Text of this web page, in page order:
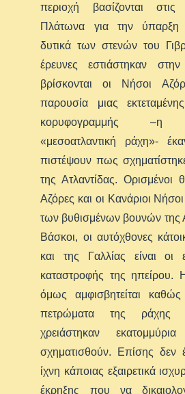
περιοχή βασίζονται
Πλάτωνα για την ύπαρξη
δυτικά των στενών του
έρευνες εστιάστηκαν
βρίσκονται οι Νήσοι
παρουσία μιας
κορυφογραμμής –η
«μεσοατλαντική ράχη»-
πιστέψουν πως
της Ατλαντίδας.
Αζόρες και οι Κανάριοι Νήσοι
των βυθισμένων βουνών της
Βάσκοι, οι αυτόχθονες
και της Γαλλίας είναι οι
καταστροφής της ηπείρου.
όμως αμφισβητείται καθώς
πετρώματα της ράχης
χρειάστηκαν
σχηματισθούν. Επίσης δεν
ίχνη κάποιας εξαιρετικά
έκρηξης που να